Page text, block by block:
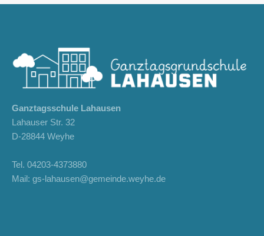
Ganztagsschule Lahausen
Lahauser Str. 32
D-28844 Weyhe
Tel.04203-4373880
Mail:gs-lahausen@gemeinde.weyhe.de